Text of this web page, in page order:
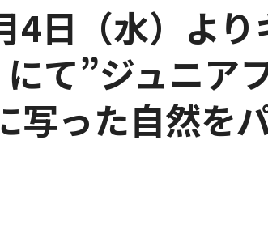
4日（水）より
て”ジュニア
写った自然を